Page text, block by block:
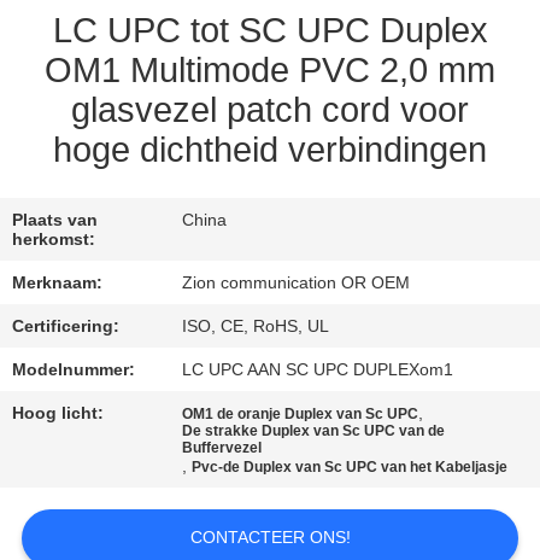
CITAAT
SITEMAP
PRIVACY
POLICY
LC UPC tot SC UPC Duplex
OM1 Multimode PVC 2,0 mm
glasvezel patch cord voor
hoge dichtheid verbindingen
Plaats van
herkomst:
China
Merknaam: Zion communication OR OEM
Certificering: ISO, CE, RoHS, UL
Modelnummer: LC UPC AAN SC UPC DUPLEXom1
Hoog licht: OM1 de oranje Duplex van Sc UPC,
De strakke Duplex van Sc UPC van de
Buffervezel
,Pvc-de Duplex van Sc UPC van het Kabeljasje
CONTACTEER ONS!